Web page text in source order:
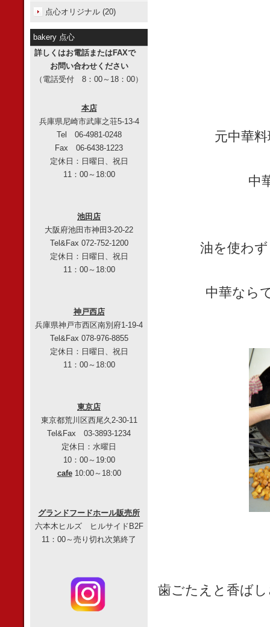
元中華
中
油を使わ
中華なら
歯ごたえと香ば
点心オリジナル (20)
bakery 点心
詳しくはお電話またはFAXで
お問い合わせください
（電話受付 8：00～18：00）
本店
兵庫県尼崎市武庫之荘5-13-4
Tel 06-4981-0248
Fax 06-6438-1223
定休日：日曜日、祝日
11：00～18:00
池田店
大阪府池田市神田3-20-22
Tel&Fax 072-752-1200
定休日：日曜日、祝日
11：00～18:00
神戸西店
兵庫県神戸市西区南別府1-19-4
Tel&Fax 078-976-8855
定休日：日曜日、祝日
11：00～18:00
東京店
東京都荒川区西尾久2-30-11
Tel&Fax 03-3893-1234
定休日：水曜日
10：00～19:00
cafe10:00～18:00
グランドフードホール販売所
六本木ヒルズ ヒルサイドB2F
11：00～売り切れ次第終了